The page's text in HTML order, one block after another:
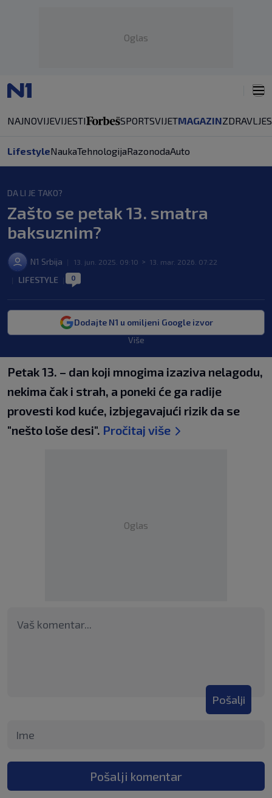
Oglas
NAJNOVIJEVIJESTI SPORTSVIJETMAGAZINZDRAVLJE
LifestyleNaukaTehnologijaRazonodaAuto
DA LI JE TAKO?
Zašto se petak 13. smatra
baksuznim?
N1 Srbija 13. jun. 2025. 09:10 > 13. mar. 2026. 07:22
LIFESTYLE 0
Dodajte N1 u omiljeni Google izvor
Više
Petak 13. – dan koji mnogima izaziva nelagodu,
nekima čak i strah, a poneki će ga radije
provesti kod kuće, izbjegavajući rizik da se
"nešto loše desi". Pročitaj više
Oglas
Pošalji
Pošalji komentar